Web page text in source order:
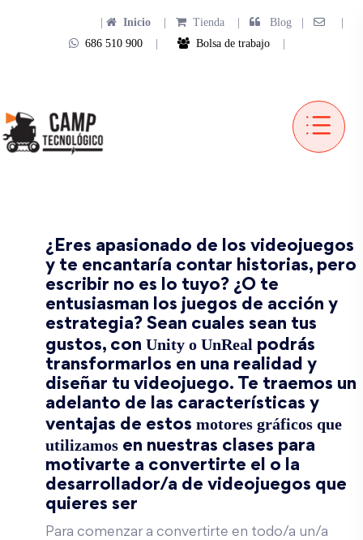
Inicio Tienda Blog |
686 510 900
Bolsa de trabajo
¿Eres apasionado de los videojuegos
y te encantaría contar historias, pero
escribir no es lo tuyo? ¿O te
entusiasman los juegos de acción y
estrategia? Sean cuales sean tus
gustos, con Unity o UnReal podrás
transformarlos en una realidad y
diseñar tu videojuego. Te traemos un
adelanto de las características y
ventajas de estos motores gráficos que
utilizamos en nuestras clases para
motivarte a convertirte el o la
desarrollador/a de videojuegos que
quieres ser
Para comenzar a convertirte en todo/a un/a